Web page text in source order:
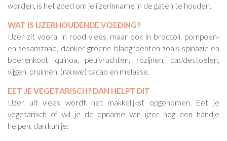
worden, is het goed om je ijzerinname in de gaten te houden.
WAT IS IJZERHOUDENDE VOEDING?
IJzer zit vooral in rood vlees, maar ook in broccoli, pompoen-
en sesamzaad, donker groene bladgroenten zoals spinazie en
boerenkool, quinoa, peulvruchten, rozijnen, paddestoelen,
vijgen, pruimen, (rauwe) cacao en melasse.
EET JE VEGETARISCH? DAN HELPT DIT
IJzer uit vlees wordt het makkelijkst opgenomen. Eet je
vegetarisch of wil je de opname van ijzer nog een handje
helpen, dan kun je: